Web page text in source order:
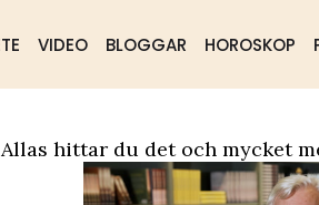
VIDEO BLOGGAR HOROSKOP
hittar du det och mycket